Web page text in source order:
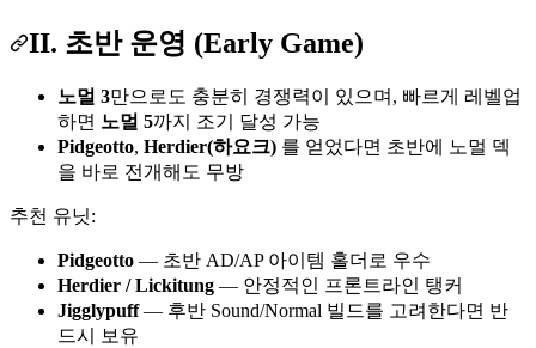
II. 초반 운영 (Early Game)
노멀 3만으로도 충분히 경쟁력이 있으며, 빠르게 레벨업
하면 노멀 5까지 조기 달성 가능
Pidgeotto, Herdier(하요크) 를 얻었다면 초반에 노멀 덱
을 바로 전개해도 무방
추천 유닛:
Pidgeotto — 초반 AD/AP 아이템 홀더로 우수
Herdier / Lickitung — 안정적인 프론트라인 탱커
Jigglypuff— 후반 Sound/Normal 빌드를 고려한다면 반
드시 보유